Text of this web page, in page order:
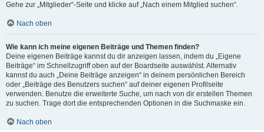
Gehe zur „Mitglieder“-Seite und klicke auf „Nach einem Mitglied suchen“.
Nach oben
Wie kann ich meine eigenen Beiträge und Themen finden?
Deine eigenen Beiträge kannst du dir anzeigen lassen, indem du „Eigene
Beiträge“ im Schnellzugriff oben auf der Boardseite auswählst. Alternativ
kannst du auch „Deine Beiträge anzeigen“ in deinem persönlichen Bereich
oder „Beiträge des Benutzers suchen“ auf deiner eigenen Profilseite
verwenden. Benutze die erweiterte Suche, um nach von dir erstellen Themen
zu suchen. Trage dort die entsprechenden Optionen in die Suchmaske ein.
Nach oben